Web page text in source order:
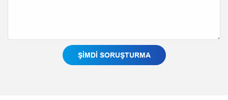
ŞIMDI SORUŞTURMA